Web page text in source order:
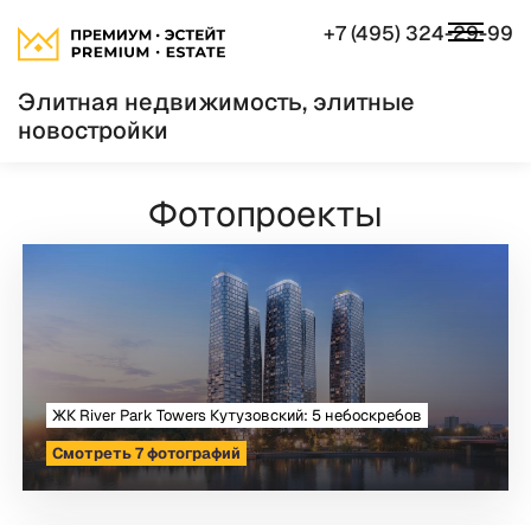
Элитная недвижимость, элитные
новостройки
+7 (495) 324-29-99
Фотопроекты
ЖК River Park Towers Кутузовский: 5 небоскребов
Смотреть 7 фотографий